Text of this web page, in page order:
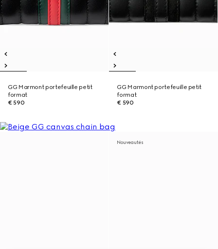
GG Marmont portefeuille petit
format
€ 590
GG Marmont portefeuille petit
format
€ 590
Nouveautés